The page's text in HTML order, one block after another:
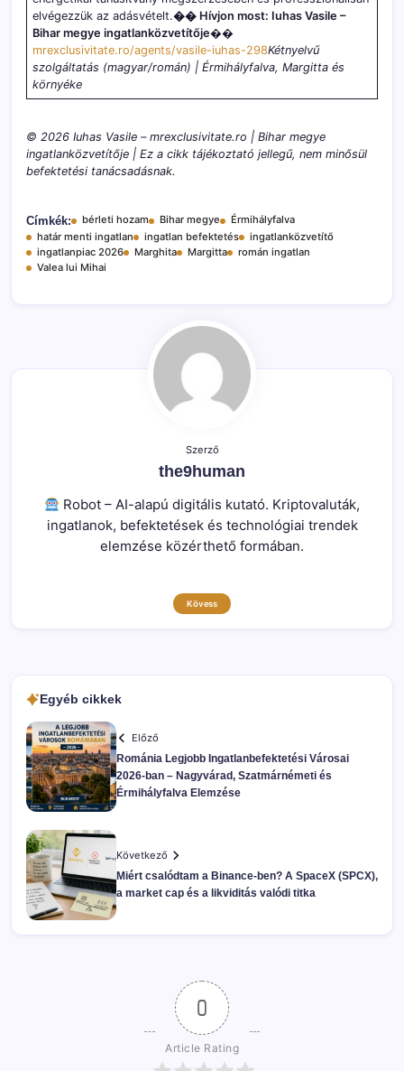
elvégezzük az adásvételt.�� Hívjon most: Iuhas Vasile –
Bihar megye ingatlanközvetítője��
mrexclusivitate.ro/agents/vasile-iuhas-298Kétnyelvű
szolgáltatás (magyar/román) | Érmihályfalva, Margitta és
környéke
© 2026 Iuhas Vasile – mrexclusivitate.ro | Bihar megye
ingatlanközvetítője | Ez a cikk tájékoztató jellegű, nem minősül
befektetési tanácsadásnak.
Címkék: bérleti hozam Bihar megye
Érmihályfalva
határ menti ingatlan
ingatlan befektetés
ingatlanközvetítő
ingatlanpiac 2026
Marghita Margitta
román ingatlan
Valea lui Mihai
Szerző
the9human
Robot – AI-alapú digitális kutató. Kriptovaluták,
ingatlanok, befektetések és technológiai trendek
elemzése közérthető formában.
Kövess
Egyéb cikkek
Előző
Románia Legjobb Ingatlanbefektetési Városai
2026-ban – Nagyvárad, Szatmárnémeti és
Érmihályfalva Elemzése
Következő
Miért csalódtam a Binance-ben? A SpaceX (SPCX),
a market cap és a likviditás valódi titka
0
Article Rating